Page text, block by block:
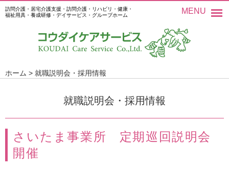
訪問介護・居宅介護支援・訪問介護・リハビリ・健康・
福祉用具・養成研修・デイサービス・グループホーム
MENU
ホーム > 就職説明会・採用情報
就職説明会・採用情報
さいたま事業所 定期巡回説明会
開催